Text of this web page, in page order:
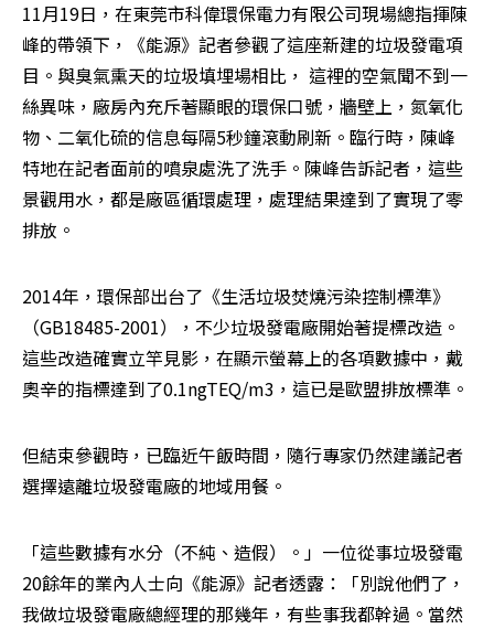
11月19日，在東莞市科偉環保電力有限公司現場總指揮陳
峰的帶領下，《能源》記者參觀了這座新建的垃圾發電項
目。與臭氣熏天的垃圾填埋場相比， 這裡的空氣聞不到一
絲異味，廠房內充斥著顯眼的環保口號，牆壁上，氮氧化
物、二氧化硫的信息每隔5秒鐘滾動刷新。臨行時，陳峰
特地在記者面前的噴泉處洗了洗手。陳峰告訴記者，這些
景觀用水，都是廠區循環處理，處理結果達到了實現了零
排放。
2014年，環保部出台了《生活垃圾焚燒污染控制標準》
（GB18485-2001），不少垃圾發電廠開始著提標改造。
這些改造確實立竿見影，在顯示螢幕上的各項數據中，戴
奧辛的指標達到了0.1ngTEQ/m3，這已是歐盟排放標準。
但結束參觀時，已臨近午飯時間，隨行專家仍然建議記者
選擇遠離垃圾發電廠的地域用餐。
「這些數據有水分（不純、造假）。」一位從事垃圾發電
20餘年的業內人士向《能源》記者透露：「別說他們了，
我做垃圾發電廠總經理的那幾年，有些事我都幹過。當然